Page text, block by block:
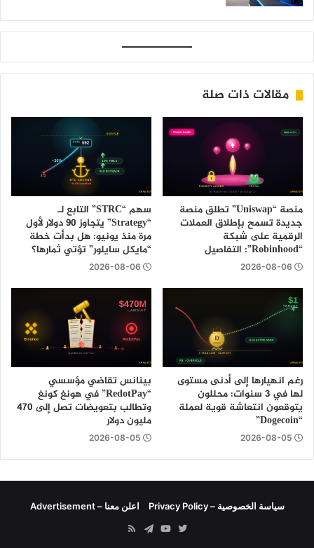
مقالات ذات صلة
منصة “Uniswap” تطلق منصة
جديدة تسمح بإطلاق العملات
الرقمية على شبكة
“Robinhood”: التفاصيل
2026-08-06
سهم “STRC” التابع لـ
“Strategy” يتجاوز 90 دولار لأول
مرة منذ يونيو: هل بدأت خطة
“مايكل سايلور” تؤتي ثمارها؟
2026-08-06
رغم انهيارها إلى أدنى مستوى
لها في 3 سنوات: محللون
يتوقعون انتعاشة قوية لعملة
“Dogecoin”
2026-08-05
بينانس تقاضي مؤسسي
“RedotPay” في هونغ كونغ
وتطالب بتعويضات تصل إلى 470
مليون دولار
2026-08-05
سياسة الخصوصية – Privacy Policy اعلن معنا – Advertisement